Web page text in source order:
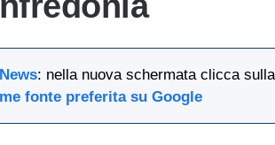
: nella nuova schermata clicca sulla
fonte preferita su Google